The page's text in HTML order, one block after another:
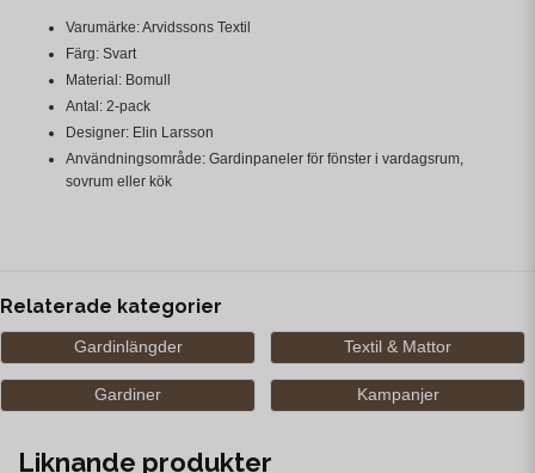
Varumärke: Arvidssons Textil
Färg: Svart
Material: Bomull
Antal: 2-pack
Designer: Elin Larsson
Användningsområde: Gardinpaneler för fönster i vardagsrum,
sovrum eller kök
Relaterade kategorier
Gardinlängder Textil & Mattor
Gardiner Kampanjer
Liknande produkter